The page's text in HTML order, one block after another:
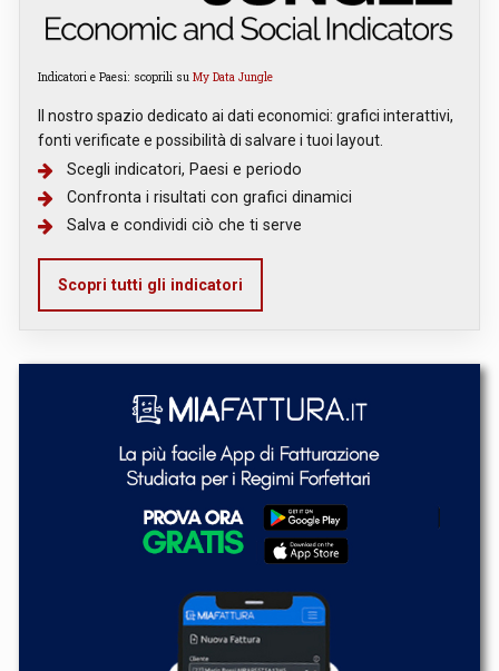
Indicatori e Paesi: scoprili su My Data Jungle
Il nostro spazio dedicato ai dati economici: grafici interattivi,
fonti verificate e possibilità di salvare i tuoi layout.
Scegli indicatori, Paesi e periodo
Confronta i risultati con grafici dinamici
Salva e condividi ciò che ti serve
Scopri tutti gli indicatori